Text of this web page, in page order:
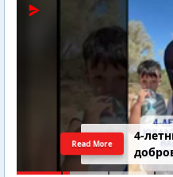
4-
Read More